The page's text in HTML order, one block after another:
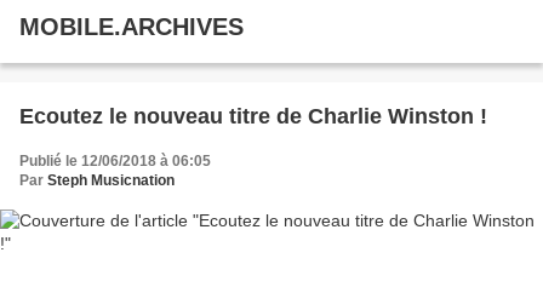
MOBILE.ARCHIVES
Ecoutez le nouveau titre de Charlie Winston !
Publié le 12/06/2018 à 06:05
Par Steph Musicnation